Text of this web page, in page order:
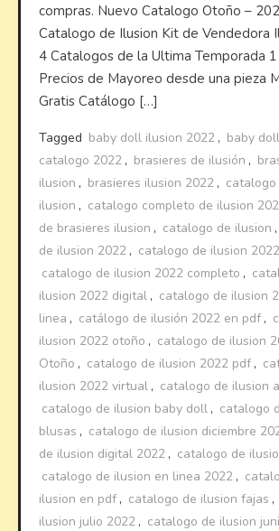
compras. Nuevo Catalogo Otoño –
Catalogo de Ilusion Kit de Vendedora
4 Catalogos de la Ultima Temporada
Precios de Mayoreo desde una pieza
Gratis Catálogo […]
Tagged baby doll ilusion 2022 , baby
catalogo 2022 , brasieres de ilusión ,
ilusion , brasieres ilusion 2022 ,
ilusion , catalogo completo de ilusion
de brasieres ilusion , catalogo de ilusion ,
de ilusion 2022 , catalogo de ilusion
catalogo de ilusion 2022 completo ,
ilusion 2022 digital , catalogo de ilusion
linea , catálogo de ilusión 2022 en pdf ,
ilusion 2022 otoño , catalogo de ilusion
Otoño , catalogo de ilusion 2022 pdf ,
ilusion 2022 virtual , catalogo de ilusion
catalogo de ilusion baby doll , catalogo
blusas , catalogo de ilusion diciembre
de ilusion digital 2022 , catalogo de
catalogo de ilusion en linea 2022 ,
ilusion en pdf , catalogo de ilusion fajas ,
ilusion julio 2022 , catalogo de ilusion